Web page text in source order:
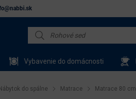
Vybavenie do domácnosti
Nábytok do spálne Matrace Matrace 80 cm